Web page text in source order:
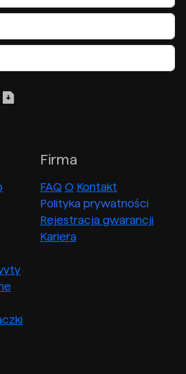
Firma
FAQ O Kontakt
Polityka prywatności
Rejestracja gwarancji
Kariera